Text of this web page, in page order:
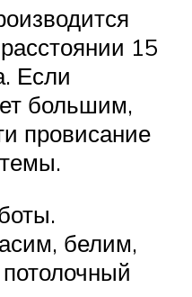
15
Если
большим,
провисание
белим,